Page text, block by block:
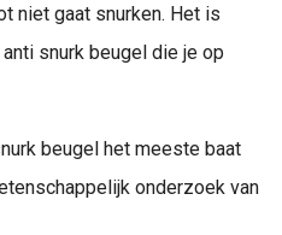
niet gaat snurken. Het is
snurk beugel die je op
beugel het meeste baat
onderzoek van